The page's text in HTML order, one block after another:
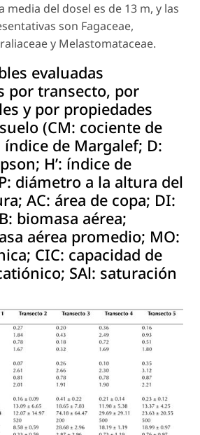
media del dosel es de 13 m, y las
son Fagaceae,
y Melastomataceae.
evaluadas
por transecto, por
y por propiedades
(CM: cociente de
índice de Margalef; D:
H’: índice de
diámetro a la altura del
AC: área de copa; DI:
biomasa aérea;
aérea promedio; MO:
CIC: capacidad de
SAl: saturación